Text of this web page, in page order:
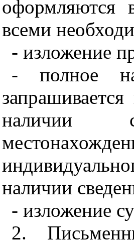
оформляются
всеми
- изложение
- полное
наличии
наличии
- изложение
2.